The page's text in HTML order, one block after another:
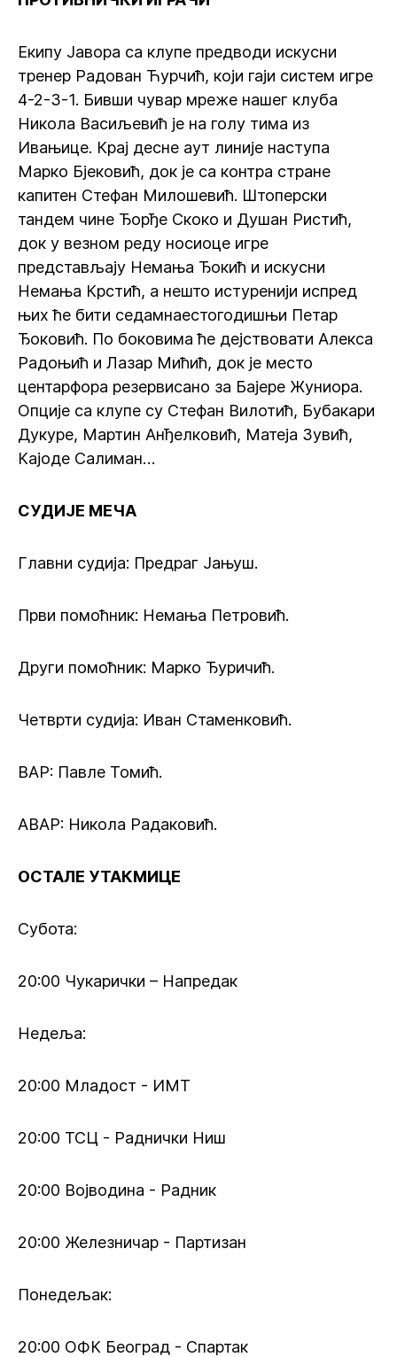
Екипу Јавора са клупе предводи искусни
тренер Радован Ћурчић, који гаји систем игре
4-2-3-1. Бивши чувар мреже нашег клуба
Никола Васиљевић је на голу тима из
Ивањице. Крај десне аут линије наступа
Марко Бјековић, док је са контра стране
капитен Стефан Милошевић. Штоперски
тандем чине Ђорђе Скоко и Душан Ристић,
док у везном реду носиоце игре
представљају Немања Ђокић и искусни
Немања Крстић, а нешто истуренији испред
њих ће бити седамнаестогодишњи Петар
Ђоковић. По боковима ће дејствовати Алекса
Радоњић и Лазар Mићић, док је место
центарфора резервисано за Бајере Жуниора.
Опције са клупе су Стефан Вилотић, Бубакари
Дукуре, Мартин Анђелковић, Матеја Зувић,
Кајоде Салиман…
СУДИЈЕ МЕЧА
Главни судија: Предраг Јањуш.
Први помоћник: Немања Петровић.
Други помоћник: Марко Ђуричић.
Четврти судија: Иван Стаменковић.
ВАР: Павле Томић.
АВАР: Никола Радаковић.
ОСТАЛЕ УТАКМИЦЕ
Субота:
20:00 Чукарички – Напредак
Недеља:
20:00 Младост - ИМТ
20:00 ТСЦ - Раднички Ниш
20:00 Војводина - Радник
20:00 Железничар - Партизан
Понедељак:
20:00 ОФК Београд - Спартак